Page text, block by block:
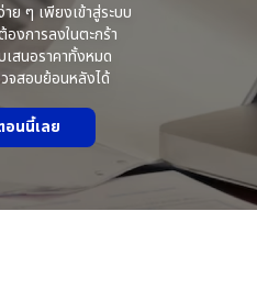
าย ๆ เพียงเข้าสู่ระบบ
งการลงในตะกร้า
เสนอราคาทั้งหมด
จสอบย้อนหลังได้
อนนี้เลย